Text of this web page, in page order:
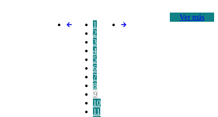
Ver más
1
2
3
4
5
6
7
8
9
10
11